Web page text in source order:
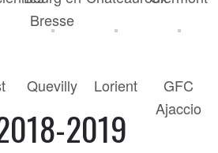
Bresse
Quevilly Lorient
GFC
Ajaccio
2019